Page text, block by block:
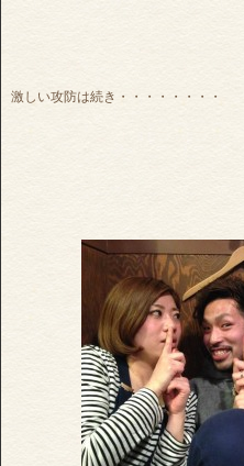
激しい攻防は続き・・・・・・・・